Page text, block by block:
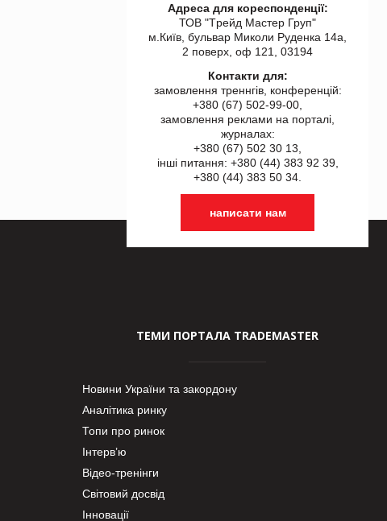
Адреса для кореспонденції:
ТОВ "Tрейд Мастер Груп"
м.Київ, бульвар Миколи Руденка 14а,
2 поверх, оф 121, 03194
Контакти для:
замовлення треннгів, конференцій:
+380 (67) 502-99-00,
замовлення реклами на порталі,
журналах:
+380 (67) 502 30 13,
інші питання: +380 (44) 383 92 39,
+380 (44) 383 50 34.
написати нам
ТЕМИ ПОРТАЛА TRADEMASTER
Новини України та закордону
Аналітика ринку
Топи про ринок
Інтерв’ю
Відео-тренінги
Світовий досвід
Інновації